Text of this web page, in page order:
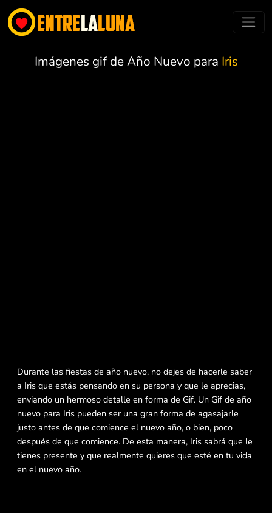
Imágenes gif de Año Nuevo para Iris
Durante las fiestas de año nuevo, no dejes de hacerle saber
a Iris que estás pensando en su persona y que le aprecias,
enviando un hermoso detalle en forma de Gif. Un Gif de año
nuevo para Iris pueden ser una gran forma de agasajarle
justo antes de que comience el nuevo año, o bien, poco
después de que comience. De esta manera, Iris sabrá que le
tienes presente y que realmente quieres que esté en tu vida
en el nuevo año.